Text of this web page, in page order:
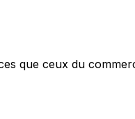
que ceux du